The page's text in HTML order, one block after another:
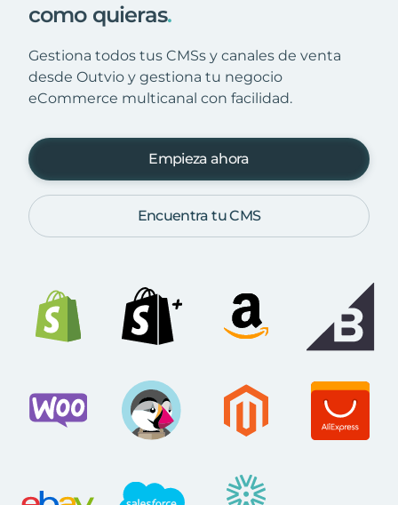
como quieras.
Gestiona todos tus CMSs y canales de venta
desde Outvio y gestiona tu negocio
eCommerce multicanal con facilidad.
Empieza ahora
Encuentra tu CMS